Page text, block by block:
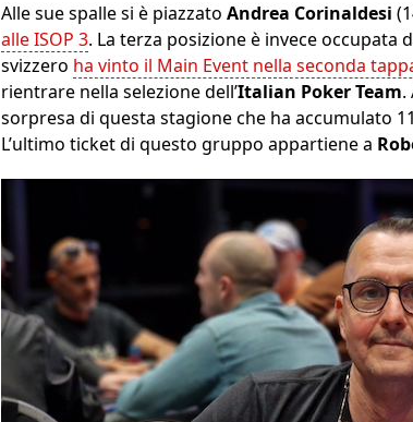
Alle sue spalle si è piazzato Andrea Corinaldesi
alle ISOP 3. La terza posizione è invece occupata
svizzero ha vinto il Main Event nella seconda
rientrare nella selezione dell’Italian Poker Team.
sorpresa di questa stagione che ha accumulato
L’ultimo ticket di questo gruppo appartiene a